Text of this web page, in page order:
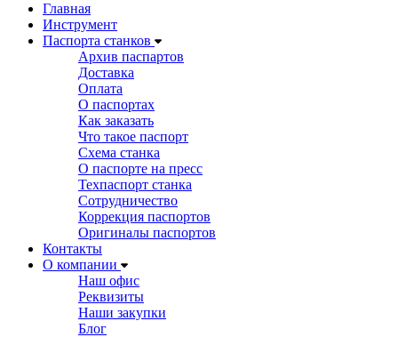
Главная
Инструмент
Паспорта станков
Архив паспартов
Доставка
Оплата
О паспортах
Как заказать
Что такое паспорт
Схема станка
О паспорте на пресс
Техпаспорт станка
Сотрудничество
Коррекция паспортов
Оригиналы паспортов
Контакты
О компании
Наш офис
Реквизиты
Наши закупки
Блог